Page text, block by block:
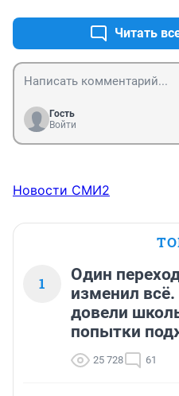
Читать
Гость
Войти
Новости СМИ2
1
Один
изменил
довели
попытки
25 728 61